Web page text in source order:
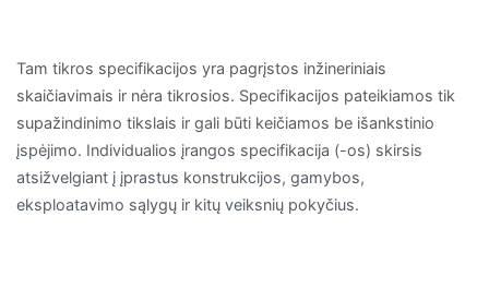
Tam tikros specifikacijos yra pagrįstos inžineriniais
skaičiavimais ir nėra tikrosios. Specifikacijos pateikiamos tik
supažindinimo tikslais ir gali būti keičiamos be išankstinio
įspėjimo. Individualios įrangos specifikacija (-os) skirsis
atsižvelgiant į įprastus konstrukcijos, gamybos,
eksploatavimo sąlygų ir kitų veiksnių pokyčius.